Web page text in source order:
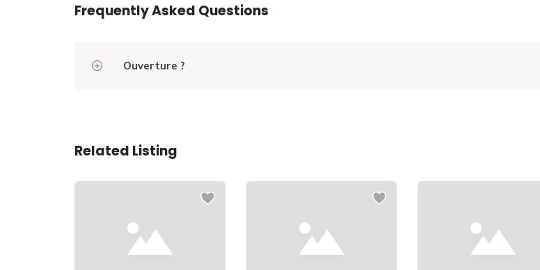
Frequently Asked Questions
Ouverture ?
Related Listing